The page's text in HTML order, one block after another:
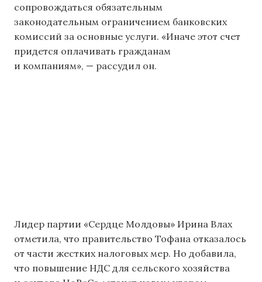
сопровождаться обязательным
законодательным ограничением банковских
комиссий за основные услуги. «Иначе этот счет
придется оплачивать гражданам
и компаниям», — рассудил он.
Лидер партии «Сердце Молдовы» Ирина Влах
отметила, что правительство Тофана отказалось
от части жестких налоговых мер. Но добавила,
что повышение НДС для сельского хозяйства